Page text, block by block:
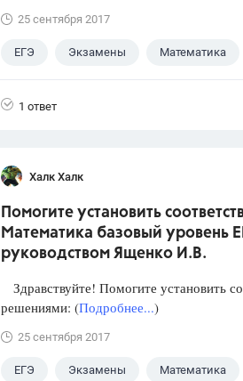
25 сентября 2017
ЕГЭ Экзамены Математика
1 ответ
Халк Халк
Помогите установить
Математика базовый уровень
руководством Ященко И.В.
Здравствуйте! Помогите установить
решениями: (Подробнее...)
25 сентября 2017
ЕГЭ Экзамены Математика